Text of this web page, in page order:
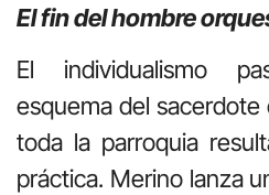
El fin del hombre
El individualismo
esquema del sacerdote
toda la parroquia
práctica. Merino lanza